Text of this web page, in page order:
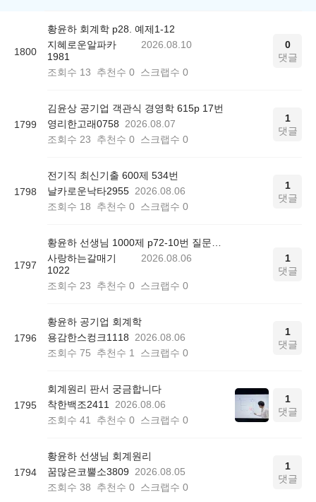
1800
황윤하 회계학 p28. 예제1-12
지혜로운알파카
1981
2026.08.10
조회수 13 추천수 0 스크랩수 0
0
댓글
1799
김윤상 공기업 객관식 경영학 615p 17번
영리한고래0758 2026.08.07
조회수 23 추천수 0 스크랩수 0
1
댓글
1798
전기직 최신기출 600제 534번
날카로운낙타2955 2026.08.06
조회수 18 추천수 0 스크랩수 0
1
댓글
1797
황윤하 선생님 1000제 p72-10번 질문드립니다.
사랑하는갈매기
1022
2026.08.06
조회수 23 추천수 0 스크랩수 0
1
댓글
1796
황윤하 공기업 회계학
용감한스컹크1118 2026.08.06
조회수 75 추천수 1 스크랩수 0
1
댓글
1795
회계원리 판서 궁금합니다
착한백조2411 2026.08.06
조회수 41 추천수 0 스크랩수 0
1
댓글
1794
황윤하 선생님 회계원리
꿈많은코뿔소3809 2026.08.05
조회수 38 추천수 0 스크랩수 0
1
댓글